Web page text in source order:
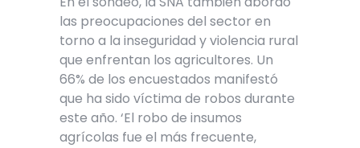
las preocupaciones del sector en
torno a la inseguridad y violencia rural
que enfrentan los agricultores. Un
66% de los encuestados manifestó
que ha sido víctima de robos durante
este año. ‘El robo de insumos
agrícolas fue el más frecuente,